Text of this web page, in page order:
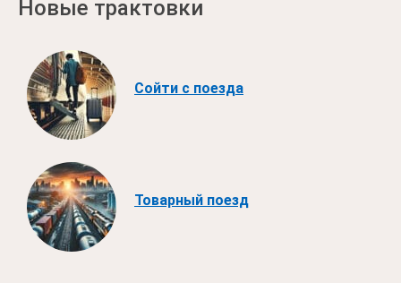
Новые трактовки
Сойти с поезда
Товарный поезд